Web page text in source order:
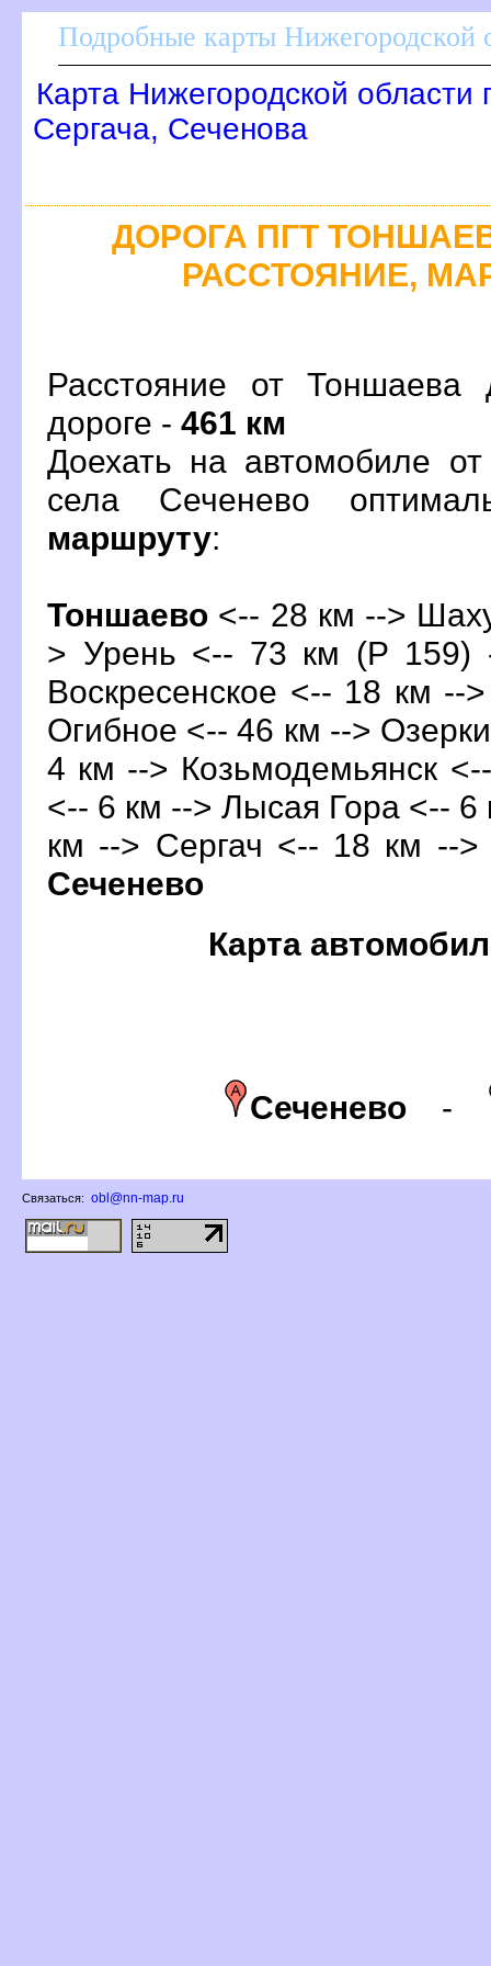
Подробные карты Нижегородской
Карта Нижегородской области
Сергача, Сеченова
ДОРОГА ПГТ
РАССТОЯНИЕ,
Расстояние от
дороге - 461 км
Доехать на автомобиле
села Сеченево
маршруту:
Тоншаево <-- 28 км -->
> Урень <-- 73 км (Р 159)
оскресенское <-- 18 км --
Огибное <-- 46 км -->
4 км --> Козьмодемьянск
<-- 6 км --> Лысая Гора <--
км --> Сергач <-- 18 км --
Сеченево
Карта
Сеченево -
Связаться: obl@nn-map.ru